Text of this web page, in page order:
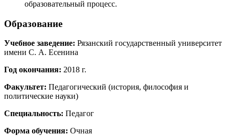
образовательный процесс.
Образование
Учебное заведение: Рязанский государственный университет
имени С. А. Есенина
Год окончания: 2018 г.
Факультет: Педагогический (история, философия и
политические науки)
Специальность: Педагог
Форма обучения: Очная